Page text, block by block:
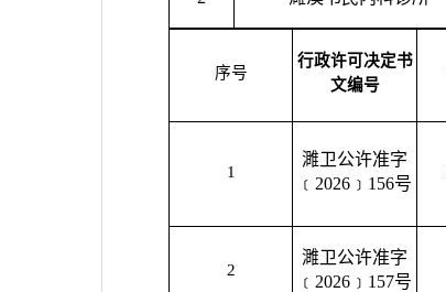
序号
行政许可决定书
文编号
1
濉卫公许准字
﹝2026﹞156号
2
濉卫公许准字
﹝2026﹞157号